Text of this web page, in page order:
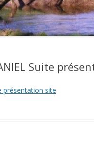
LE FESTIVAL DEPUIS 2015…OU
ALLONS-NOUS ?
COMMENT FONCTIONNONS
Suite
présentation site